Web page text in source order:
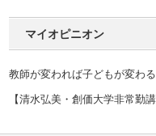
マイオピニオン
教師が変われば子どもが変わる
【清水弘美・創価大学非常勤講